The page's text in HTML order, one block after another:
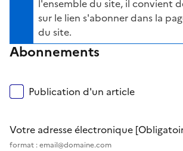
l'ensemble du site, il convient
sur le lien s'abonner dans la
du site.
Abonnements
Publication d'un article
Votre adresse électronique
format : email@domaine.com